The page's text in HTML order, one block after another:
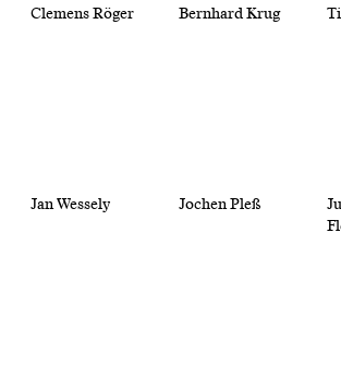
Clemens Röger Bernhard Krug
Jan Wessely Jochen Pleß